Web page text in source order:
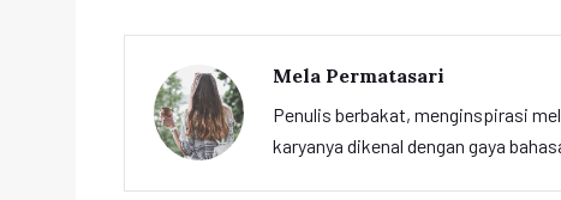
Mela Permatasari
Penulis berbakat, menginspirasi
karyanya dikenal dengan gaya